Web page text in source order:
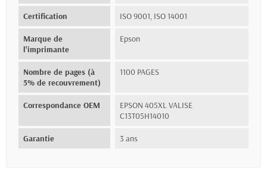
Certification ISO 9001, ISO 14001
Marque de
l'imprimante
Epson
Nombre de pages (à
5% de recouvrement)
1100 PAGES
Correspondance OEM
EPSON 405XL VALISE
C13T05H14010
Garantie 3 ans